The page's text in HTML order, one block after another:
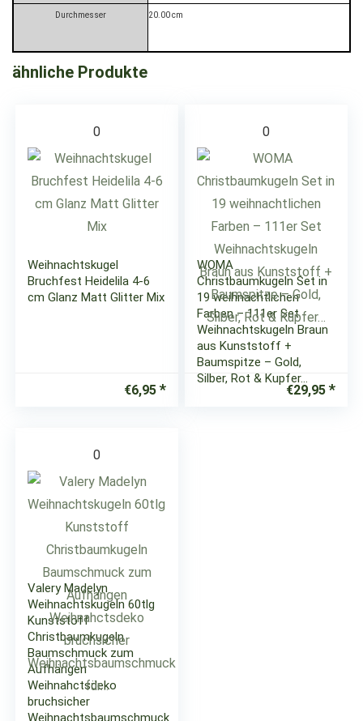
Durchmesser 20.00 cm
ähnliche Produkte
0
Weihnachtskugel
Bruchfest Heidelila 4-6
cm Glanz Matt Glitter Mix
€6,95
0
WOMA
Christbaumkugeln Set in
19 weihnachtlichen
Farben – 111er Set
Weihnachtskugeln Braun
aus Kunststoff +
Baumspitze – Gold,
Silber, Rot & Kupfer…
€29,95
0
Valery Madelyn
Weihnachtskugeln 60tlg
Kunststoff
Christbaumkugeln
Baumschmuck zum
Aufhängen
Weihnahctsdeko
bruchsicher
Weihnachtsbaumschmuck